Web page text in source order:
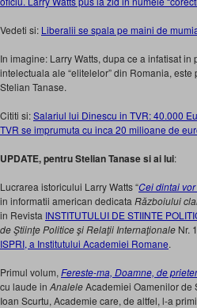
Vedeti si: Liberalii se spala pe maini de
In imagine: Larry Watts, dupa ce a infatisat
intelectuala ale “elitelelor” din Romania,
Stelian Tanase.
Cititi si:Salariul lui Dinescu in TVR: 40.000
TVR se imprumuta cu inca 20 milioane de
UPDATE, pentru Stelian Tanase si ai lui:
Lucrarea istoricului Larry Watts “Cei dintai
in informatii american dedicata Războiului
in Revista INSTITUTULUI DE STIINTE
de Ştiinţe Politice şi Relaţii Internaţionale Nr.
ISPRI, a Institutului Academiei Romane.
Primul volum, Fereste-ma, Doamne, de
cu laude in AnaleleAcademiei Oamenilor de
Ioan Scurtu, Academie care, de altfel, l-a